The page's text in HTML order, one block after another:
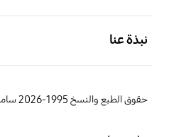
نبذة عنا
حقوق الطبع والنسخ 1995-2026 سامسونج. جميع الحقوق محفوظة.